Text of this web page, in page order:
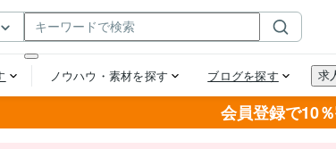
会員登録で10